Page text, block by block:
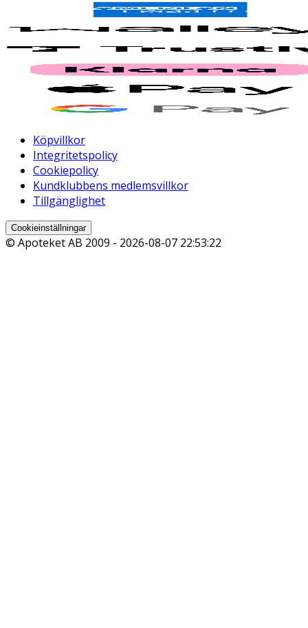
Köpvillkor
Integritetspolicy
Cookiepolicy
Kundklubbens medlemsvillkor
Tillgänglighet
Cookieinställningar
© Apoteket AB 2009 - 2026-08-07 22:53:22